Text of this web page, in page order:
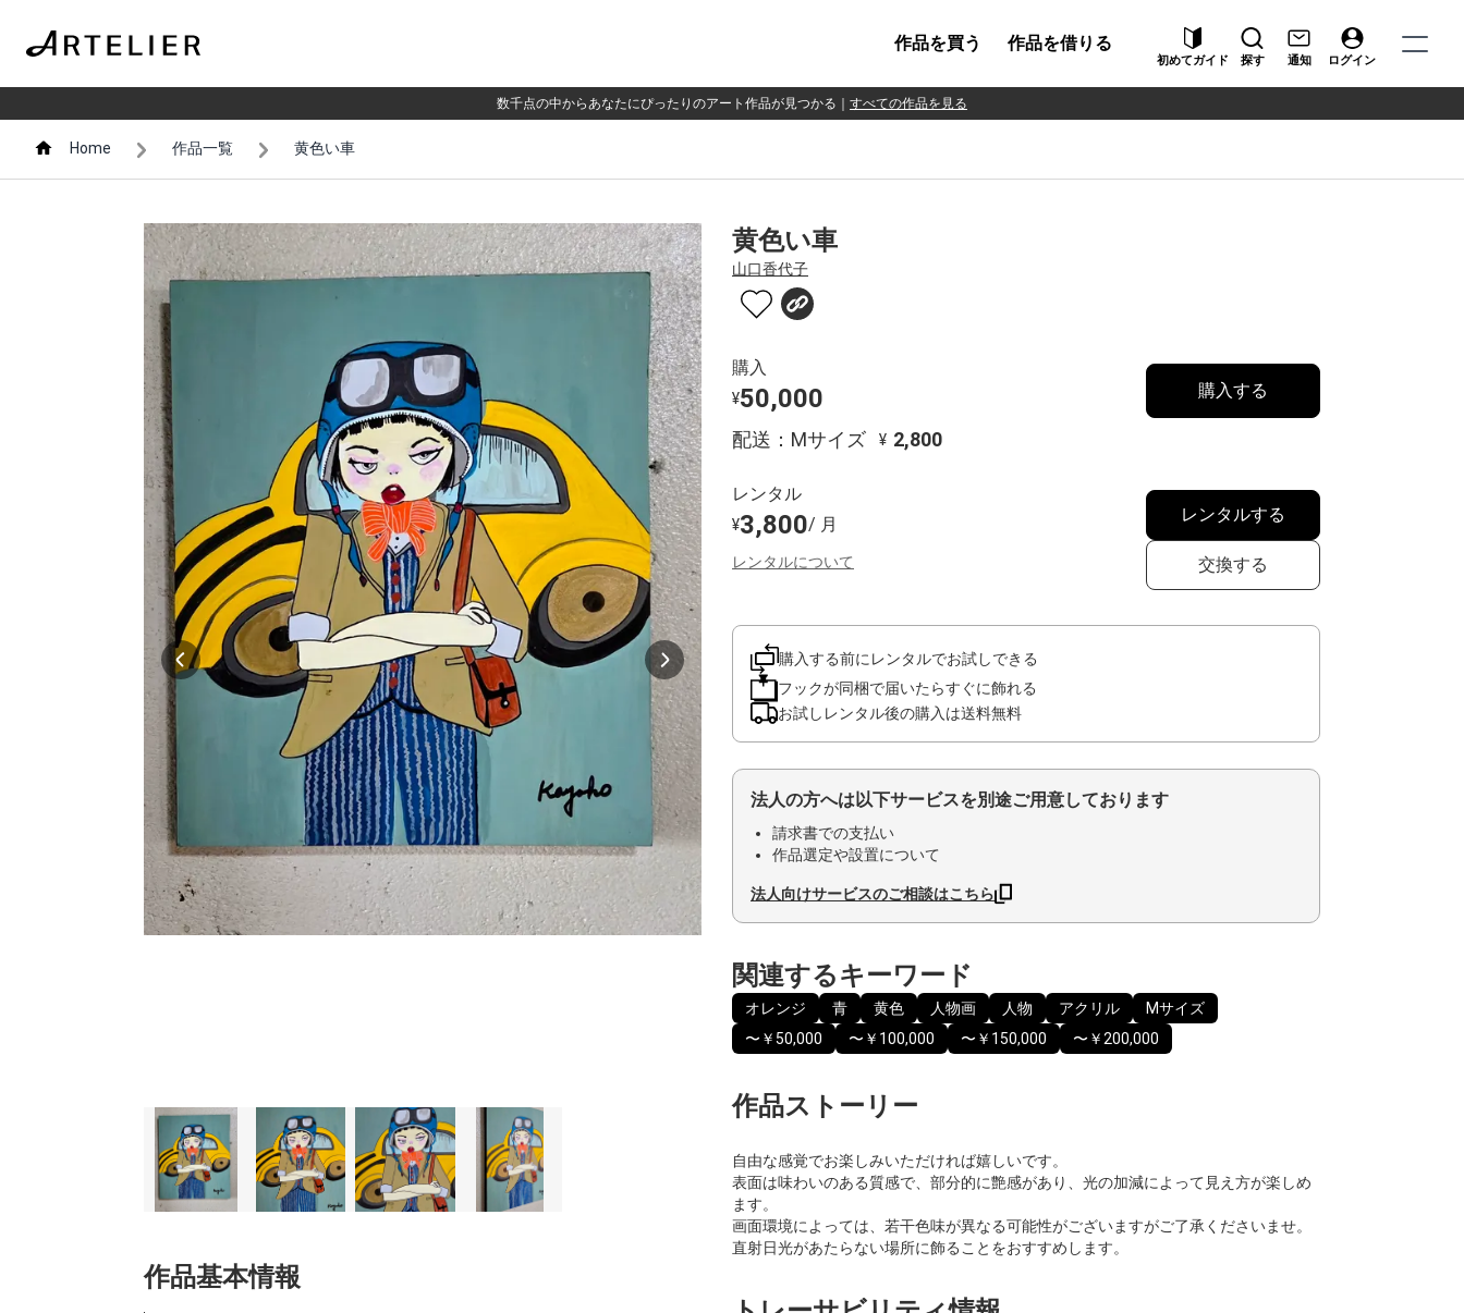
作品を買う 作品を借りる
初めてガイド 探す 通知 ログイン
数千点の中からあなたにぴったりのアート作品が見つかる すべての作品を見る
Home 作品一覧 黄色い車
作品基本情報
黄色い車
山口香代子
購入
¥50,000
配送：Mサイズ ¥ 2,800
購入する
レンタル
¥3,800/ 月
レンタルについて
レンタルする
交換する
購入する前にレンタルでお試しできる
フックが同梱で届いたらすぐに飾れる
お試しレンタル後の購入は送料無料
法人の方へは以下サービスを別途ご用意しております
請求書での支払い
作品選定や設置について
法人向けサービスのご相談はこちら
関連するキーワード
オレンジ 青 黄色 人物画 人物 アクリル
Mサイズ
〜￥50,000
〜￥100,000 〜￥150,000 〜￥200,000
作品ストーリー
自由な感覚でお楽しみいただければ嬉しいです。
表面は味わいのある質感で、部分的に艶感があり、光の加減によって見え方が楽しめ
ます。
画面環境によっては、若干色味が異なる可能性がございますがご了承くださいませ。
直射日光があたらない場所に飾ることをおすすめします。